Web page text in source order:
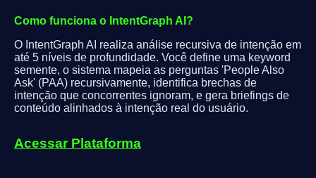
Como funciona o IntentGraph AI?
O IntentGraph AI realiza análise recursiva de intenção em
até 5 níveis de profundidade. Você define uma keyword
semente, o sistema mapeia as perguntas 'People Also
Ask' (PAA) recursivamente, identifica brechas de
intenção que concorrentes ignoram, e gera briefings de
conteúdo alinhados à intenção real do usuário.
Acessar Plataforma